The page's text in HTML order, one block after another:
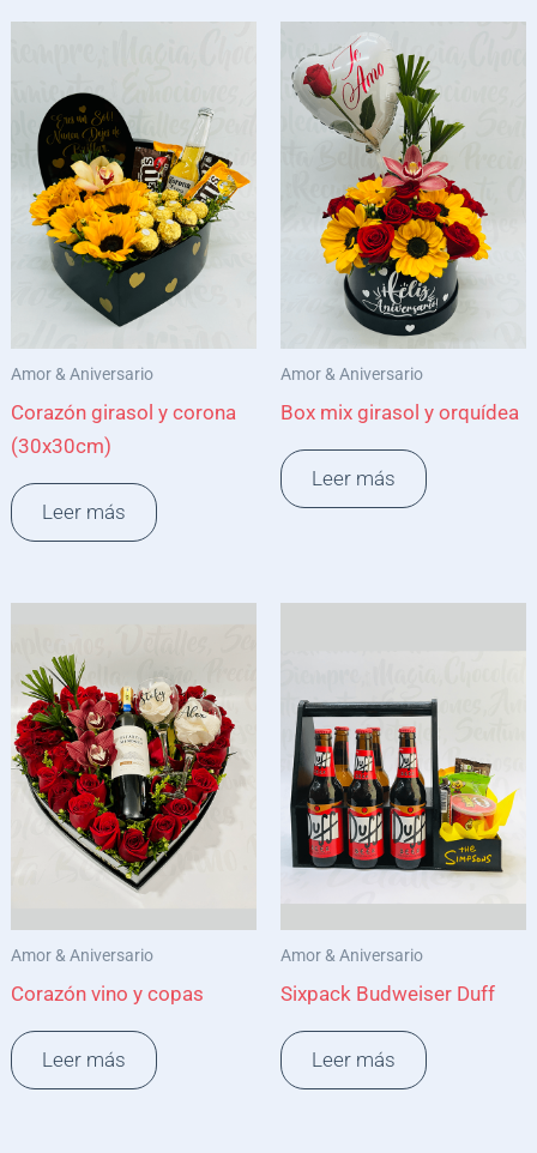
Amor & Aniversario
Corazón girasol y corona
(30x30cm)
Leer más
Amor & Aniversario
Box mix girasol y orquídea
Leer más
Amor & Aniversario
Corazón vino y copas
Leer más
Amor & Aniversario
Sixpack Budweiser Duff
Leer más